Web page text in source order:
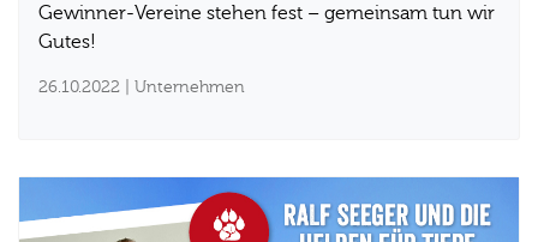
Gewinner-Vereine stehen fest – gemeinsam tun wir
Gutes!
26.10.2022 | Unternehmen